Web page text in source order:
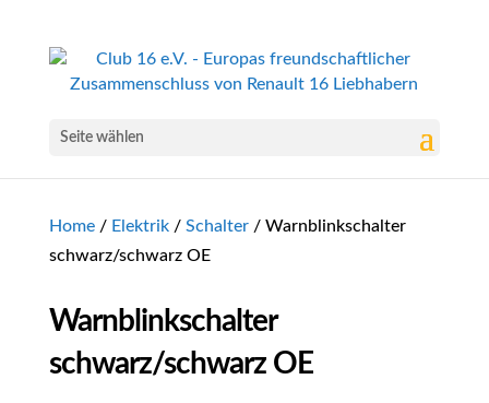
Seite wählen
Home/ Elektrik/ Schalter/ Warnblinkschalter
schwarz/schwarz OE
Warnblinkschalter
schwarz/schwarz OE